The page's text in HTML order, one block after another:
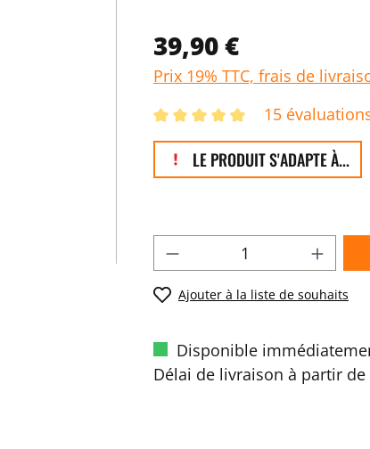
39,90 €
Prix 19% TTC, frais de
15
LE PRODUIT S'ADAPTE À...
Ajouter à la liste de souhaits
Disponible
Délai de livraison à partir